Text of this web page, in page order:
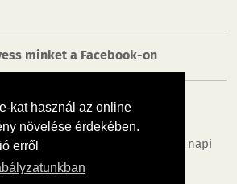
kat használ az online
növelése érdekében.
erről
minket a Facebook-on
Hírek, programok, képek, napi
ami Győr